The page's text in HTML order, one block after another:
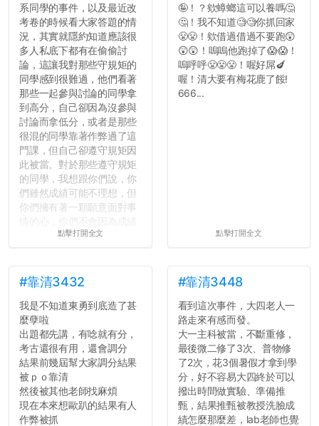
系同學的事件，以及最近改
考卷的時候看大家答題的情
況，其實就隱約知道應該很
多人私底下都有在偷偷討
論，這讓我對那些守規矩的
同學感到很難過，他們看著
那些一起參與討論的同學拿
到高分，自己卻因為沒參與
討論而拿低分，或者是那些
很混的同學靠著作弊過了這
門課，但自己卻遵守規矩因
此被當。對於那些遵守規矩
的同學，我想跟你們說，你
們雖然成績可能不理想，但
你們擁有著一顆願意面對事
壓力而選擇逃避(作弊)，在
績無法體現你們的努力，但
往後你們正直的態度一定會
讓你們在社會上適應得更
好。最後，那些作弊的同
學，你們要瞭解到作弊對你
們而言是沒有任何好處的，
大學是你們唯一可以勇敢認
錯但不需要付出太大代價的
地方，你們在這時候如果不
會學會...
點擊打開全文
🤪！？欸蟑螂這可以養嗎🤔
🤔！我不知道🧐🧐你抓回家
😤😤！欸借過借過不要跑😲
😲😲！嗚嗚他跑掉了😱😱！
嗚呼呼😤😤😤！喔好屌🍆
喔！清大要有梅花鹿了餒!
666...
點擊打開全文
#靠清3432
我是不知道東勇到底造了甚
麼孽啦
出題都先講，有唸就有分，
考古還很有用，還會調分
結果前幾屆幫大家調分結果
被ｐｏ靠清
然後被其他老師找麻煩
現在本來想歐趴的結果有人
作弊被抓
#靠清3448
看到這次事件，大四老人一
路走來有感而發。
大一主科被當，不斷重修，
最後微二修了3次、普物修
了2次，花3個暑假才拿到學
分，好不容易大四終於可以
撥出時間做實驗、準備推
甄，結果推甄被教授洗臉成
績怎麼那麼差，lab老師也覺